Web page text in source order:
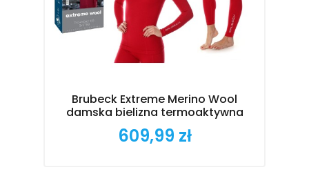
Brubeck Extreme Merino Wool
damska bielizna termoaktywna
Cena
609,99 zł